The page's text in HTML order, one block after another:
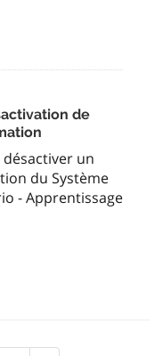
de
un
du Système
- Apprentissage